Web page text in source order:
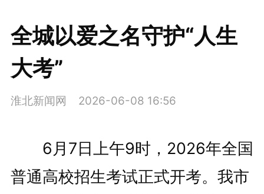
全城以爱之名守护“人生
大考”
淮北新闻网 2026-06-08 16:56
6月7日上午9时，2026年全国
普通高校招生考试正式开考。我市